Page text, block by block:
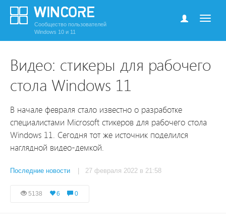
Сообщество пользователей
Windows 10 и 11
Видео: стикеры для рабочего
стола Windows 11
В начале февраля стало известно о разработке
специалистами Microsoft стикеров для рабочего стола
Windows 11. Сегодня тот же источник поделился
наглядной видео-демкой.
Последние новости | 27 февраля 2022 в 21:58
5138 6 0